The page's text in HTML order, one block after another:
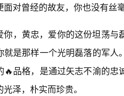
面对曾经的故友，你也没有丝
你，黄忠，爱你的这份坦荡
就是那样一个光明磊落的军
🔥品格，是通过矢志不渝的
泽，朴实而珍贵。